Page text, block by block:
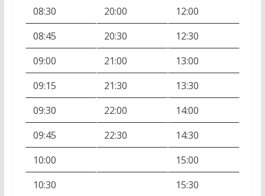
08:30
20:00
12:00
08:45
20:30
12:30
09:00
21:00
13:00
09:15
21:30
13:30
09:30
22:00
14:00
09:45
22:30
14:30
10:00
15:00
10:30
15:30